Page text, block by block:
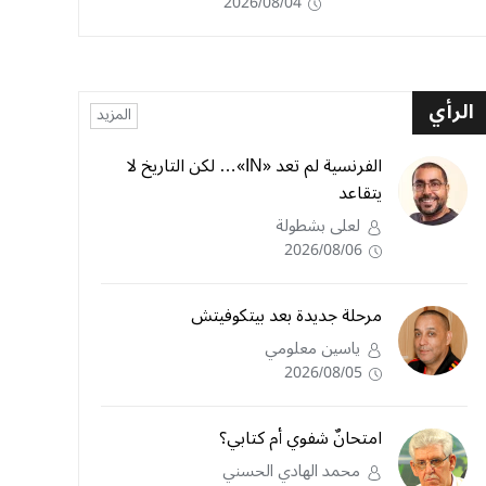
الرأي المزيد
الفرنسية لم تعد «IN»… لكن التاريخ لا
يتقاعد
لعلى بشطولة
2026/08/06
مرحلة جديدة بعد بيتكوفيتش
ياسين معلومي
2026/08/05
امتحانٌ شفوي أم كتابي؟
محمد الهادي الحسني